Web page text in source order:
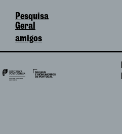
Pesquisa
Geral
amigos